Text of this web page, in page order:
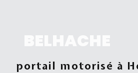
portail motorisé à